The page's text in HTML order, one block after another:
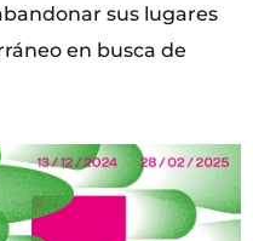
sus lugares
en busca de